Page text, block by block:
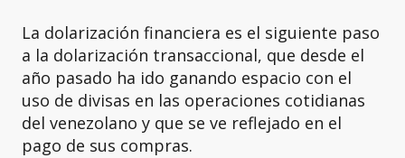
La dolarización financiera es el siguiente paso
a la dolarización transaccional, que desde el
año pasado ha ido ganando espacio con el
uso de divisas en las operaciones cotidianas
del venezolano y que se ve reflejado en el
pago de sus compras.